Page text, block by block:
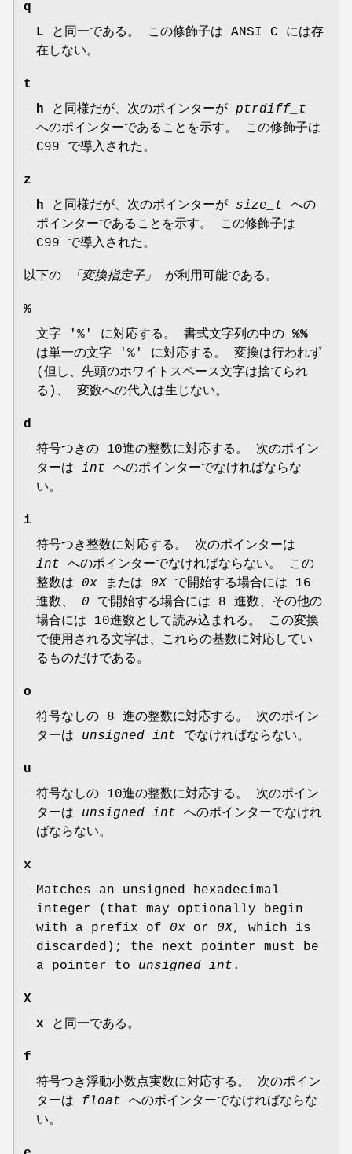
q
L と同一である。 この修飾子は ANSI C には存
在しない。
t
h と同様だが、次のポインターが ptrdiff_t
へのポインターであることを示す。 この修飾子は
C99 で導入された。
z
h と同様だが、次のポインターが size_t への
ポインターであることを示す。 この修飾子は
C99 で導入された。
以下の 「変換指定子」 が利用可能である。
%
文字 '%' に対応する。 書式文字列の中の %%
は単一の文字 '%' に対応する。 変換は行われず
(但し、先頭のホワイトスペース文字は捨てられ
る)、 変数への代入は生じない。
d
符号つきの 10進の整数に対応する。 次のポイン
ターは int へのポインターでなければならな
い。
i
符号つき整数に対応する。 次のポインターは
int へのポインターでなければならない。 この
整数は 0x または 0X で開始する場合には 16
進数、 0 で開始する場合には 8 進数、その他の
場合には 10進数として読み込まれる。 この変換
で使用される文字は、これらの基数に対応してい
るものだけである。
o
符号なしの 8 進の整数に対応する。 次のポイン
ターは unsigned int でなければならない。
u
符号なしの 10進の整数に対応する。 次のポイン
ターは unsigned int へのポインターでなけれ
ばならない。
x
Matches an unsigned hexadecimal
integer (that may optionally begin
with a prefix of 0x or 0X, which is
discarded); the next pointer must be
a pointer to unsigned int .
X
x と同一である。
f
符号つき浮動小数点実数に対応する。 次のポイン
ターは float へのポインターでなければならな
い。